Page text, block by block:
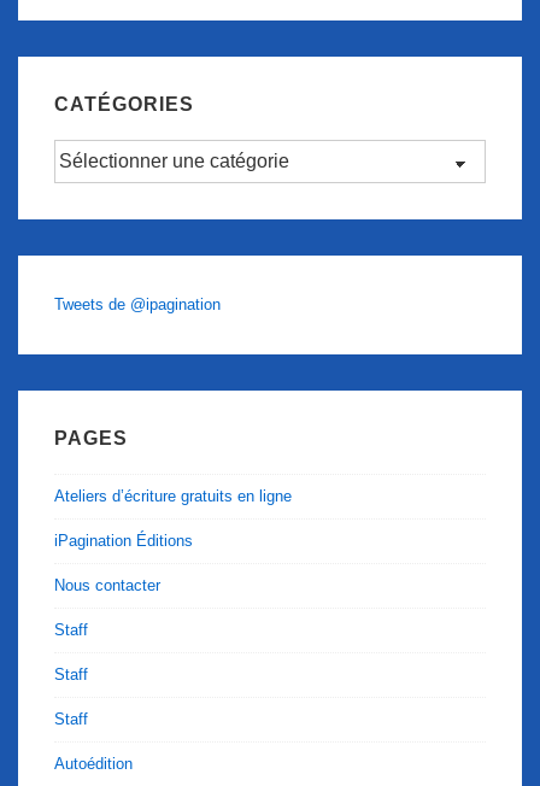
CATÉGORIES
Catégories
Tweets de @ipagination
PAGES
Ateliers d’écriture gratuits en ligne
iPagination Éditions
Nous contacter
Staff
Staff
Staff
Autoédition